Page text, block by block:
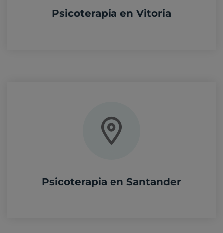
Psicoterapia en Vitoria
Psicoterapia en Santander